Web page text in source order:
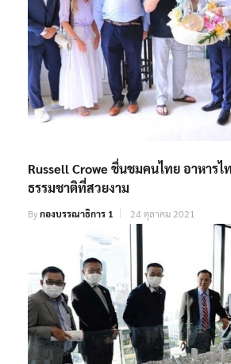
Russell Crowe ชื่นชมคนไทย อาหารไ
ธรรมชาติที่สวยงาม
Byกองบรรณาธิการ 1 24 ตุลาคม 2021